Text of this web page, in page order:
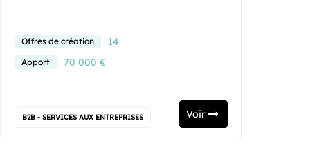
Offres de création 14
Apport 70 000 €
B2B - SERVICES AUX ENTREPRISES Voir